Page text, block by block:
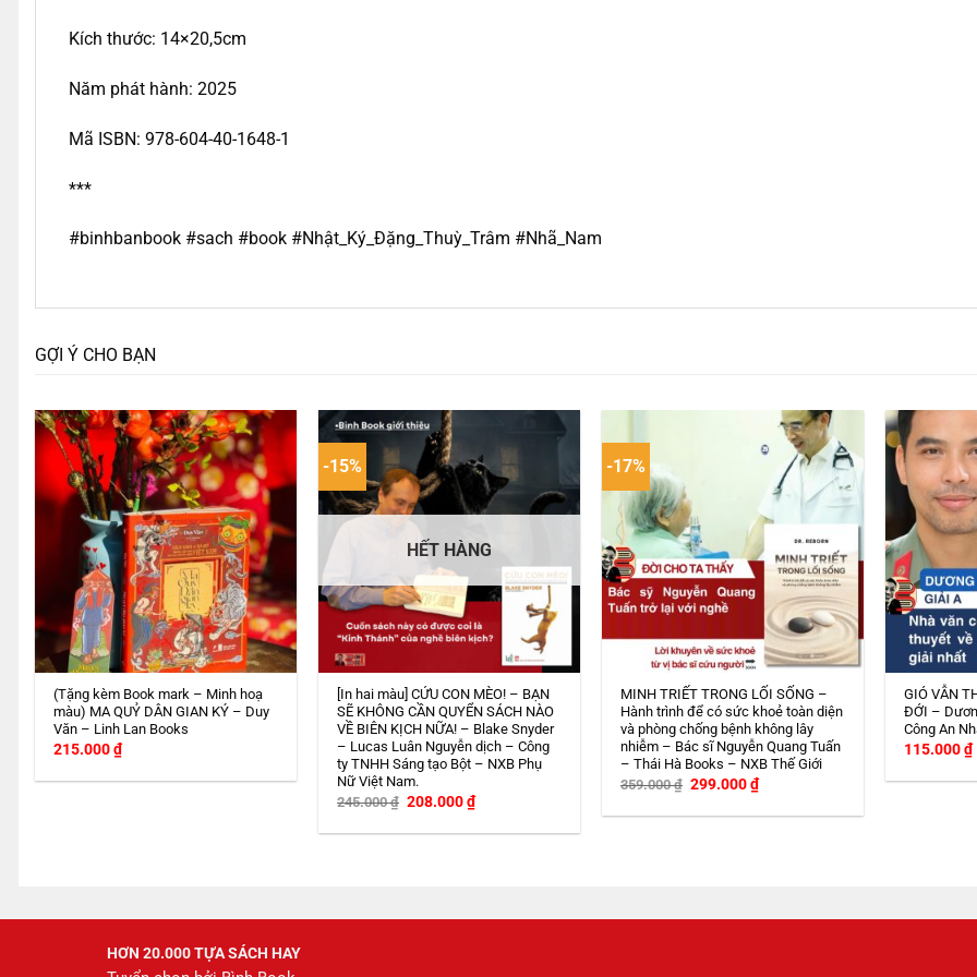
Kích thước: 14×20,5cm
Năm phát hành: 2025
Mã ISBN: 978-604-40-1648-1
***
#binhbanbook #sach #book #Nhật_Ký_Đặng_Thuỳ_Trâm #Nhã_Nam
GỢI Ý CHO BẠN
(Tặng kèm Book mark – Minh hoạ
màu) MA QUỶ DÂN GIAN KÝ – Duy
Văn – Linh Lan Books
215.000₫
-15%
HẾT HÀNG
[In hai màu] CỨU CON MÈO! – BẠN
SẼ KHÔNG CẦN QUYỂN SÁCH NÀO
VỀ BIÊN KỊCH NỮA! – Blake Snyder
– Lucas Luân Nguyễn dịch – Công
ty TNHH Sáng tạo Bột – NXB Phụ
Nữ Việt Nam.
245.000₫ Giá
là:
208.000₫Giá
hiện
tại
-17%
MINH TRIẾT TRONG LỐI SỐNG –
Hành trình để có sức khoẻ toàn diện
và phòng chống bệnh không lây
nhiễm – Bác sĩ Nguyễn Quang Tuấn
– Thái Hà Books – NXB Thế Giới
359.000₫ Giá
là:
299.000₫Giá
hiện
tại
GIÓ VẪN
ĐỚI –
Công An
115.000₫
HƠN 20.000 TỰA SÁCH HAY